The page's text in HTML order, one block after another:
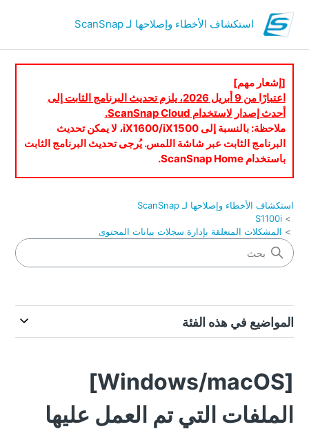
استكشاف الأخطاء وإصلاحها لـ ScanSnap
[إشعار مهم]
اعتبارًا من 9 أبريل 2026، يلزم تحديث البرنامج الثابت إلى
أحدث إصدار لاستخدام ScanSnap Cloud.
ملاحظة: بالنسبة إلى iX1600/iX1500، لا يمكن تحديث
البرنامج الثابت عبر شاشة اللمس. يُرجى تحديث البرنامج الثابت
باستخدام ScanSnap Home.
استكشاف الأخطاء وإصلاحها لـ ScanSnap
S1100i
المشكلات المتعلقة بإدارة سجلات بيانات المحتوى
المواضيع في هذه الفئة
[Windows/macOS]
الملفات التي تم العمل عليها